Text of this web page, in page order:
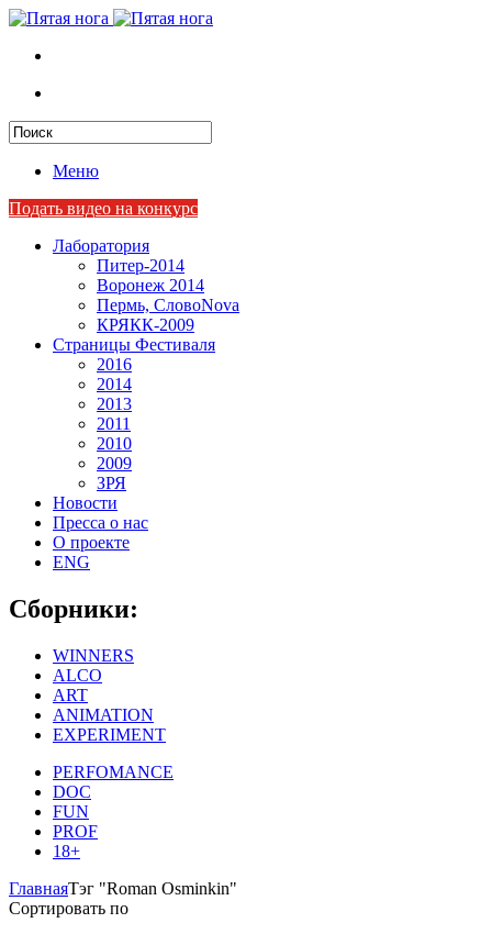
Меню
Подать видео на конкурс
Лаборатория
Питер-2014
Воронеж 2014
Пермь, СловоNova
КРЯКК-2009
Страницы Фестиваля
2016
2014
2013
2011
2010
2009
ЗРЯ
Новости
Пресса о нас
О проекте
ENG
Сборники:
WINNERS
ALCO
ART
ANIMATION
EXPERIMENT
PERFOMANCE
DOC
FUN
PROF
18+
ГлавнаяТэг "Roman Osminkin"
Сортировать по